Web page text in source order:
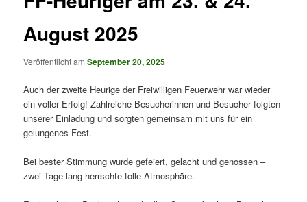
August 2025
Veröffentlicht amSeptember 20, 2025
Auch der zweite Heurige der Freiwilligen Feuerwehr war wieder
ein voller Erfolg! Zahlreiche Besucherinnen und Besucher folgten
unserer Einladung und sorgten gemeinsam mit uns für ein
gelungenes Fest.
Bei bester Stimmung wurde gefeiert, gelacht und genossen –
zwei Tage lang herrschte tolle Atmosphäre.